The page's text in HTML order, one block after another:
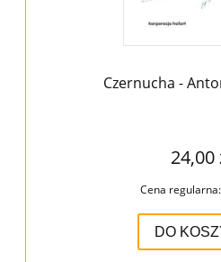
Czernucha -
24,00
Cena regularna:
DO